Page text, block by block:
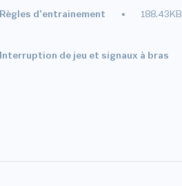
Règles d'entrainement 188.43KB
Interruption de jeu et signaux à bras